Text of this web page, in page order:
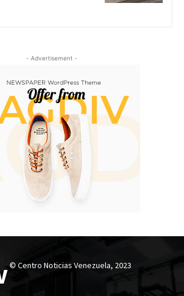
- Advertisement -
© Centro Noticias Venezuela, 2023